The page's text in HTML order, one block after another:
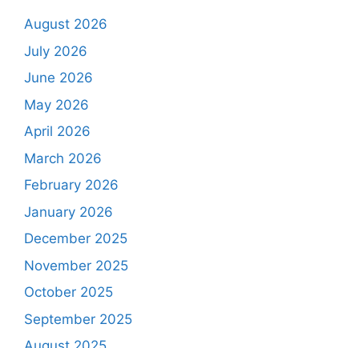
August 2026
July 2026
June 2026
May 2026
April 2026
March 2026
February 2026
January 2026
December 2025
November 2025
October 2025
September 2025